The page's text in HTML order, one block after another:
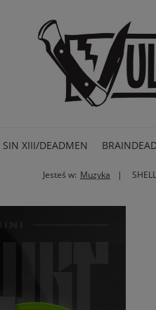
SIN XIII/DEADMEN
Jesteś w: Muzyka